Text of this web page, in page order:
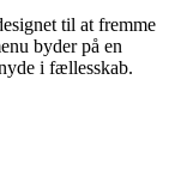
til at fremme
byder på en
i fællesskab.